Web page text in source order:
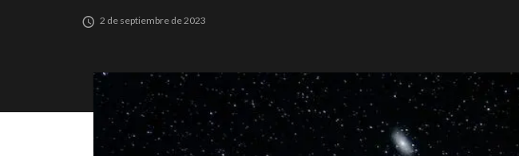
2 de septiembre de 2023